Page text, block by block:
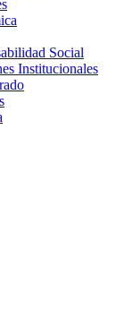
Social
Institucionales